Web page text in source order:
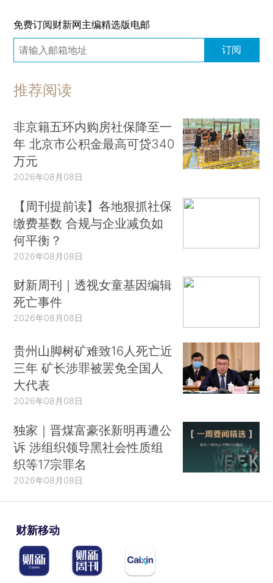
免费订阅财新网主编精选版电邮
订阅
推荐阅读
非京籍五环内购房社保降至一
年 北京市公积金最高可贷340
万元
2026年08月08日
【周刊提前读】各地狠抓社保
缴费基数 合规与企业减负如
何平衡？
2026年08月08日
财新周刊｜透视女童基因编辑
死亡事件
2026年08月08日
贵州山脚树矿难致16人死亡近
三年 矿长涉罪被罢免全国人
大代表
2026年08月08日
独家｜晋煤富豪张新明再遭公
诉 涉组织领导黑社会性质组
织等17宗罪名
2026年08月08日
财新移动